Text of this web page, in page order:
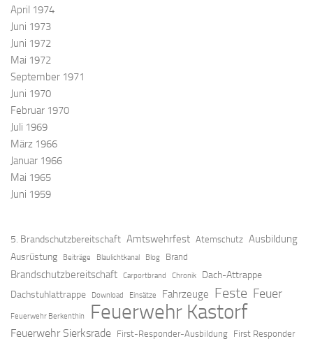
April 1974
Juni 1973
Juni 1972
Mai 1972
September 1971
Juni 1970
Februar 1970
Juli 1969
März 1966
Januar 1966
Mai 1965
Juni 1959
5. Brandschutzbereitschaft Amtswehrfest Atemschutz Ausbildung
Ausrüstung Beiträge Blaulichtkanal Blog Brand
Brandschutzbereitschaft Carportbrand Chronik
Dach-Attrappe
Dachstuhlattrappe
Download Einsätze Fahrzeuge Feste Feuer
Feuerwehr Berkenthin Feuerwehr Kastorf
Feuerwehr Sierksrade First-Responder-Ausbildung First Responder